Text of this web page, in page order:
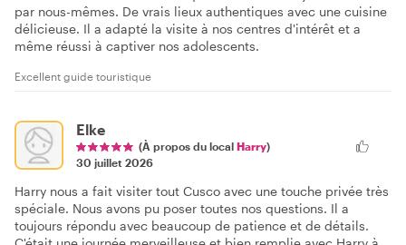
par nous-mêmes. De vrais lieux authentiques avec une cuisine
délicieuse. Il a adapté la visite à nos centres d'intérêt et a
même réussi à captiver nos adolescents.
Excellent guide touristique
Elke
(À propos du local Harry)
30 juillet 2026
Harry nous a fait visiter tout Cusco avec une touche privée très
spéciale. Nous avons pu poser toutes nos questions. Il a
toujours répondu avec beaucoup de patience et de détails.